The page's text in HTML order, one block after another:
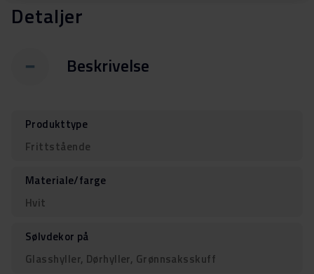
Detaljer
Beskrivelse
Produkttype
Frittstående
Materiale/farge
Hvit
Sølvdekor på
Glasshyller, Dørhyller, Grønnsaksskuff